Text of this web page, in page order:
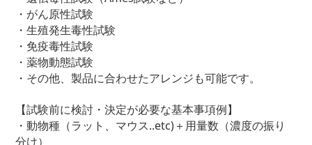
・がん原性試験
・生殖発生毒性試験
・免疫毒性試験
・薬物動態試験
・その他、製品に合わせたアレンジも可能です。
【試験前に検討・決定が必要な基本事項例】
・動物種（ラット、マウス..etc)＋用量数（濃度の振り
分け）